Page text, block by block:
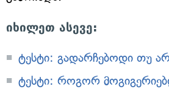
იხილეთ ასევე:
ტესტი: გადარჩებოდი თუ
ტესტი: როგორ